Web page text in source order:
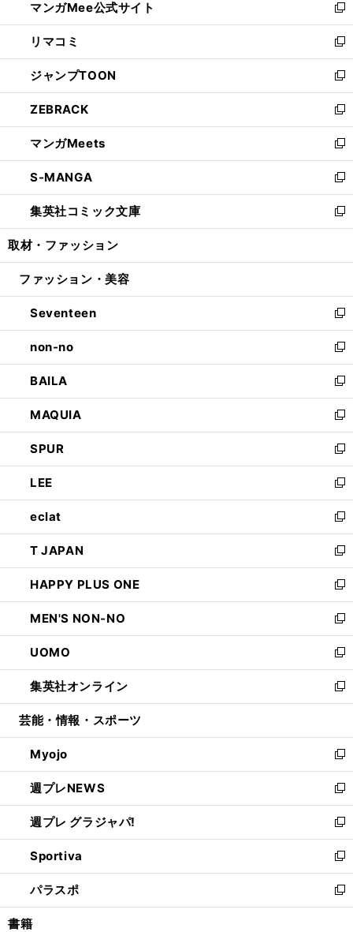
く
ド
ウ
で
開
く
ィ
ン
ド
ウ
で
開
く
い
ウ
ィ
ン
ド
ウ
で
開
く
マンガMee公式サイト
新
し
い
ウ
ィ
ン
ド
ウ
で
開
く
リマコミ
新
し
い
ウ
ィ
ン
ド
ウ
で
開
く
ジャンプTOON
新
し
い
ウ
ィ
ン
ド
ウ
で
開
ZEBRACK
新
し
い
ウ
ィ
ン
ド
ウ
開
マンガMeets
新
し
い
ウ
ィ
ン
ウ
開
く
S-MANGA
新
し
い
ウ
ン
ウ
で
開
く
集英社コミック文庫
新
し
ウ
ン
ド
ウ
で
開
く
取材・ファッション
ファッション・美容
Seventeen
新
し
い
ウ
ィ
ン
ド
ウ
で
開
く
non-no
新
し
い
ウ
ィ
ン
ド
ウ
で
開
く
BAILA
新
し
い
ウ
ィ
ン
ド
ウ
で
開
く
MAQUIA
新
し
い
ウ
ィ
ン
ド
ウ
で
開
く
SPUR
新
し
い
ウ
ィ
ン
ド
ウ
で
開
く
LEE
新
し
い
ウ
ィ
ン
ド
ウ
で
開
く
eclat
新
し
い
ウ
ィ
ン
ド
ウ
で
開
く
T JAPAN
新
し
い
ウ
ィ
ン
ド
ウ
で
開
HAPPY PLUS ONE
新
し
い
ウ
ィ
ン
ド
ウ
開
く
MEN'S NON-NO
新
し
い
ウ
ィ
ン
ウ
で
開
く
UOMO
新
し
い
ウ
ン
ド
ウ
で
開
く
集英社オンライン
新
し
ウ
ィ
ン
ド
ウ
で
開
く
芸能・情報・スポーツ
Myojo
新
し
い
ウ
ィ
ン
ド
ウ
で
開
週プレNEWS
新
し
い
ウ
ィ
ン
ド
ウ
週プレ グラジャパ!
新
し
い
ウ
ィ
ン
Sportiva
新
し
い
ウ
パラスポ
新
し
書籍